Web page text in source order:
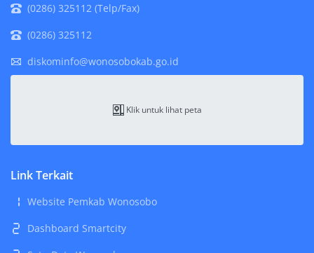
(0286) 325112 (Telp/Fax)
(0286) 325112
diskominfo@wonosobokab.go.id
Klik untuk lihat peta
Link Terkait
Website Pemkab Wonosobo
Dashboard Smartcity